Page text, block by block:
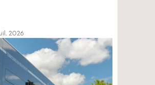
2026